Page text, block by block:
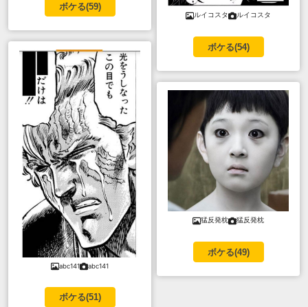
ボケる(59)
abc141 abc141
ボケる(51)
ルイコスタ ルイコスタ
ボケる(54)
猛反発枕 猛反発枕
ボケる(49)